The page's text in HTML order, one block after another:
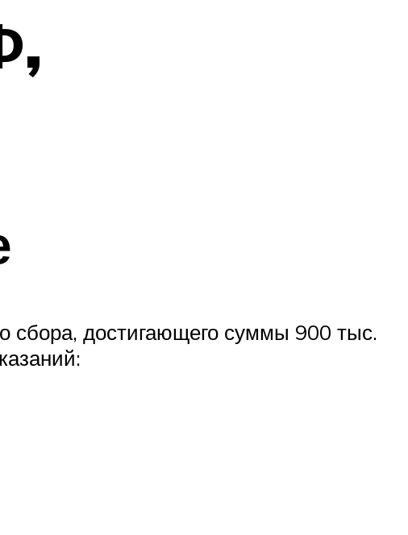
сбора, достигающего суммы 900 тыс.